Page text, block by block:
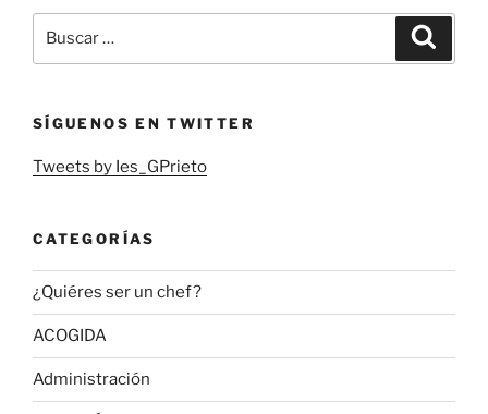
por:
SÍGUENOS EN TWITTER
Tweets by Ies_GPrieto
CATEGORÍAS
¿Quiéres ser un chef?
ACOGIDA
Administración